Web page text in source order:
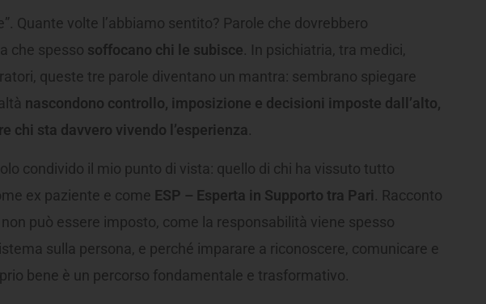
Quante volte l’abbiamo sentito? Parole che dovrebbero
che spesso soffocano chi le subisce. In psichiatria, tra medici,
queste tre parole diventano un mantra: sembrano spiegare
nascondono controllo, imposizione e decisioni imposte dall’alto,
chi sta davvero vivendo l’esperienza.
condivido il mio punto di vista: quello di chi ha vissuto tutto
ex paziente e come ESP – Esperta in Supporto tra Pari. Racconto
può essere imposto, come la responsabilità viene spesso
sulla persona, e perché imparare a riconoscere, comunicare e
bene è un percorso fondamentale e trasformativo.